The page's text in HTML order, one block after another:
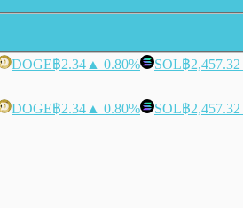
DOGE฿2.34 ▲ 0.80% SOL฿2,457.32
DOGE฿2.34 ▲ 0.80% SOL฿2,457.32